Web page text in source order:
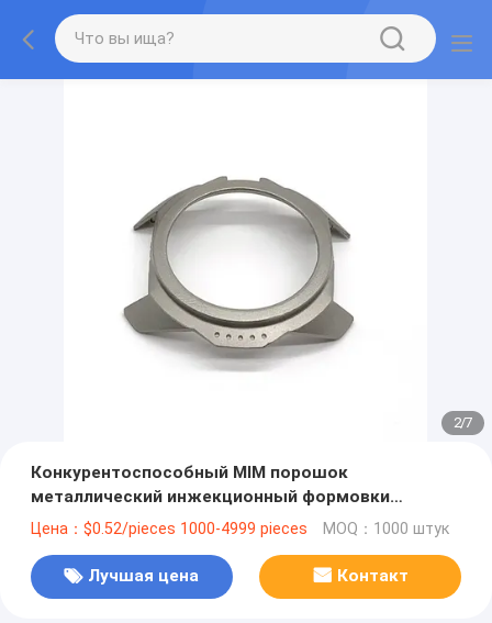
2/7
Конкурентоспособный MIM порошок
металлический инжекционный формовки
обработки малых деталей для часов
Цена：$0.52/pieces 1000-4999 pieces MOQ：1000 штук
Лучшая цена Контакт